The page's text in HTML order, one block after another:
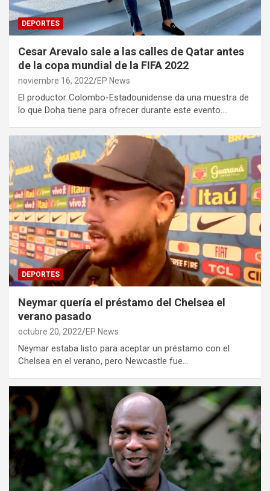
DEPORTES
Cesar Arevalo sale a las calles de Qatar antes
de la copa mundial de la FIFA 2022
noviembre 16, 2022 EP News
El productor Colombo-Estadounidense da una muestra de
lo que Doha tiene para ofrecer durante este evento.…
DEPORTES
Neymar quería el préstamo del Chelsea el
verano pasado
octubre 20, 2022 EP News
Neymar estaba listo para aceptar un préstamo con el
Chelsea en el verano, pero Newcastle fue…